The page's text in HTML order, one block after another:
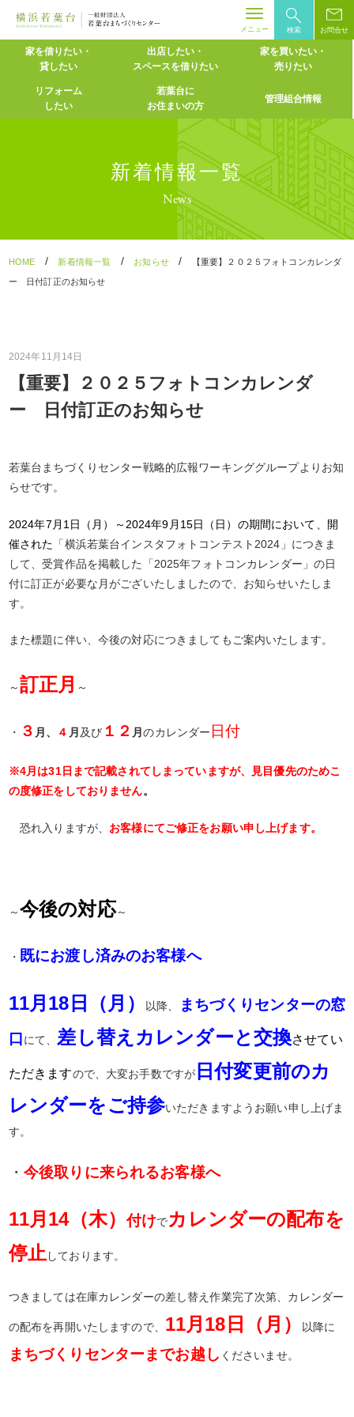
content
メニュー 検索 お問合せ
家を借りたい・
貸したい
出店したい・
スペースを借りたい
家を買いたい・
売りたい
リフォーム
したい
若葉台に
お住まいの方
管理組合情報
新着情報一覧
News
HOME / 新着情報一覧 / お知らせ/ 【重要】２０２５フォトコンカレンダ
ー 日付訂正のお知らせ
2024年11月14日
【重要】２０２５フォトコンカレンダ
ー 日付訂正のお知らせ
若葉台まちづくりセンター戦略的広報ワーキンググループよりお知
らせです。
2024年7月1日（月）～2024年9月15日（日）の期間において、開
催された 「横浜若葉台インスタフォトコンテスト2024」につきま
して、受賞作品を掲載した「2025年フォトコンカレンダー」の日
付に訂正が必要な月がございたしましたので、お知らせいたしま
す。
また標題に伴い、今後の対応につきましてもご案内いたします。
～訂正月 ～
・ ３ 月、 ４ 月 及び １２ 月のカレンダー 日付
※4月は31日まで記載されてしまっていますが、見目優先のためこ
の度修正をしておりません。
恐れ入りますが、 お客様にてご修正をお願い申し上げます。
～今後の対応～
・ 既にお渡し済みのお客様へ
11月18日（月） 以降、 まちづくりセンターの窓
口 にて、 差し替えカレンダーと交換させてい
ただきますので、大変お手数ですが 日付変更前のカ
レンダーをご持参いただきますようお願い申し上げま
す。
・ 今後取りに来られるお客様へ
11月14（木） 付けでカレンダーの配布を
停止しております。
つきましては在庫カレンダーの差し替え作業完了次第、カレンダー
の配布を再開いたしますので、 11月18日（月） 以降に
まちづくりセンターまでお越し くださいませ。